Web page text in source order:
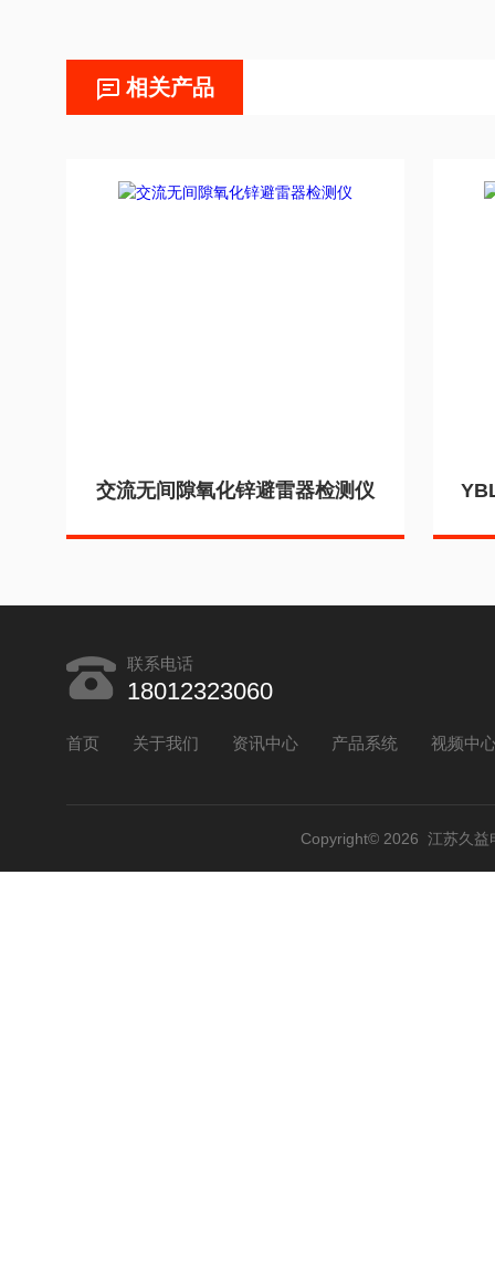
相关产品
交流无间隙氧化锌避雷器检测仪
联系电话
18012323060
首页 关于我们 资讯中心 产品系统 视频中
Copyright© 2026 江苏久